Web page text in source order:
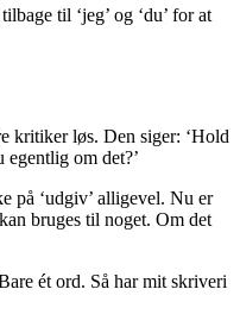
til ‘jeg’ og ‘du’ for at
kritiker løs. Den siger: ‘Hold
om det?’
på ‘udgiv’ alligevel. Nu er
bruges til noget. Om det
ét ord. Så har mit skriveri